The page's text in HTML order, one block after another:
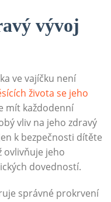
vývoj
ve vajíčku není
života se jeho
mít každodenní
vliv na jeho zdravý
k bezpečnosti dítěte
ovlivňuje jeho
dovedností.
správné prokrvení